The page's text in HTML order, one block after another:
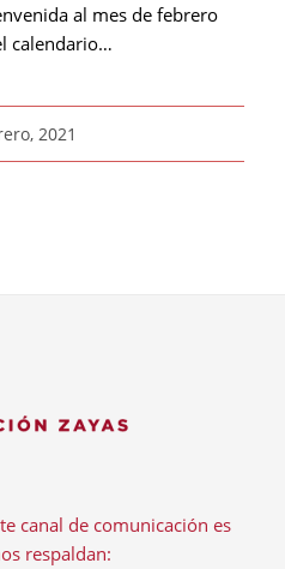
al mes de febrero
calendario…
2021
canal de comunicación es
respaldan: